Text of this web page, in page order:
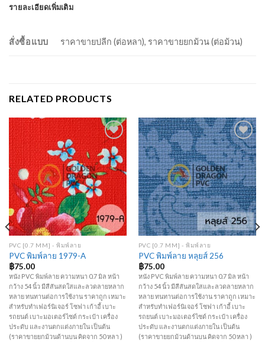
รายละเอียดเพิ่มเติม
สั่งซื้อแบบ ราคาขายปลีก (ต่อหลา), ราคาขายยกม้วน (ต่อม้วน)
RELATED PRODUCTS
Add to
Wishlist
PVC [0.7 MM] - พิมพ์ลาย
PVC พิมพ์ลาย 1979-A
฿75.00
หนัง PVC พิมพ์ลาย ความหนา 0.7 มิล หน้า
กว้าง 54 นิ้ว มีสีสันสดใสและลวดลายหลาก
หลาย ทนทานต่อการใช้งาน ราคาถูก เหมาะ
สำหรับทำเฟอร์นิเจอร์ โซฟา เก้าอี้ เบาะ
รถยนต์ เบาะมอเตอร์ไซด์ กระเป๋า เครื่อง
ประดับ และงานตกแต่งภายใน เป็นต้น
(ราคาขายยกม้วนด้านบน คิดจาก 50 หลา )
Add to
Wishlist
PVC [0.7 MM] - พิมพ์ลาย
PVC พิมพ์ลาย หลุยส์ 256
฿75.00
หนัง PVC พิมพ์ลาย ความหนา 0.7 มิล หน้า
กว้าง 54 นิ้ว มีสีสันสดใสและลวดลายหลาก
หลาย ทนทานต่อการใช้งาน ราคาถูก เหมาะ
สำหรับทำเฟอร์นิเจอร์ โซฟา เก้าอี้ เบาะ
รถยนต์ เบาะมอเตอร์ไซด์ กระเป๋า เครื่อง
ประดับ และงานตกแต่งภายใน เป็นต้น
(ราคาขายยกม้วนด้านบน คิดจาก 50 หลา )